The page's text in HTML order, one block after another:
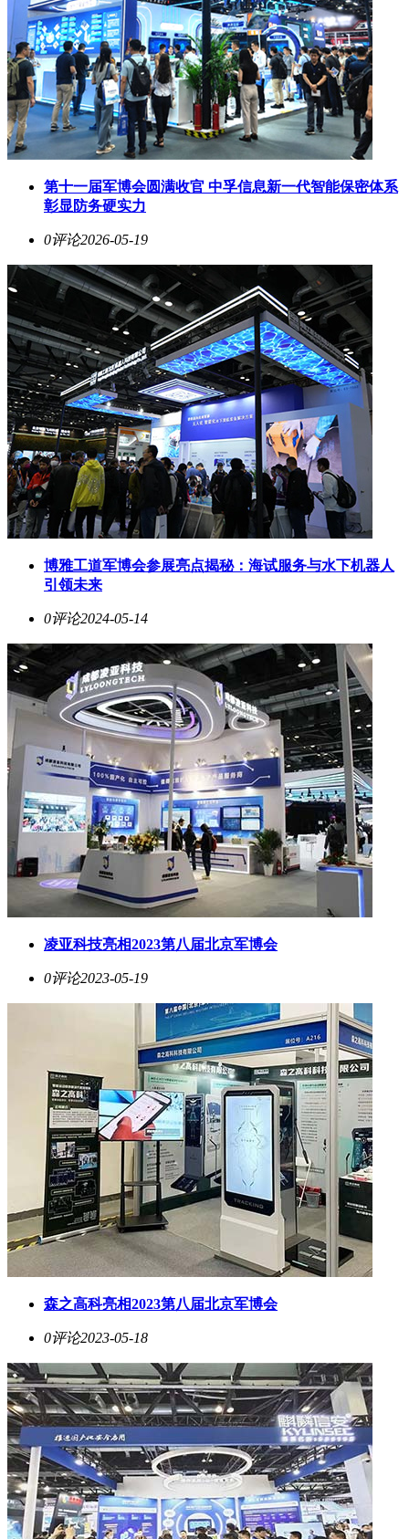
第十一届军博会圆满收官 中孚信息新一代智能保密体系
彰显防务硬实力
0评论2026-05-19
博雅工道军博会参展亮点揭秘：海试服务与水下机器人
引领未来
0评论2024-05-14
凌亚科技亮相2023第八届北京军博会
0评论2023-05-19
森之高科亮相2023第八届北京军博会
0评论2023-05-18